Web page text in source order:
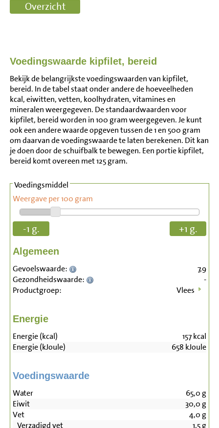
Voedingswaarde kipfilet, bereid
Bekijk de belangrijkste voedingswaarden van kipfilet,
bereid. In de tabel staat onder andere de hoeveelheden
kcal, eiwitten, vetten, koolhydraten, vitamines en
mineralen weergegeven. De standaardwaarden voor
kipfilet, bereid worden in 100 gram weergegeven. Je kunt
ook een andere waarde opgeven tussen de 1 en 500 gram
om daarvan de voedingswaarde te laten berekenen. Dit kan
je doen door de schuifbalk te bewegen. Een portie kipfilet,
bereid komt overeen met 125 gram.
Voedingsmiddel
Weergave per 100 gram
-1 g. +1 g.
Algemeen
Gevoelswaarde:
7,9
Gezondheidswaarde:
-
Productgroep:
Vlees
Energie
Energie (kcal) 157kcal
Energie (kJoule)
658 kJoule
Voedingswaarde
Water 65,0 g
Eiwit
30,0 g
Vet
4,0 g
Verzadigd vet
1,5g